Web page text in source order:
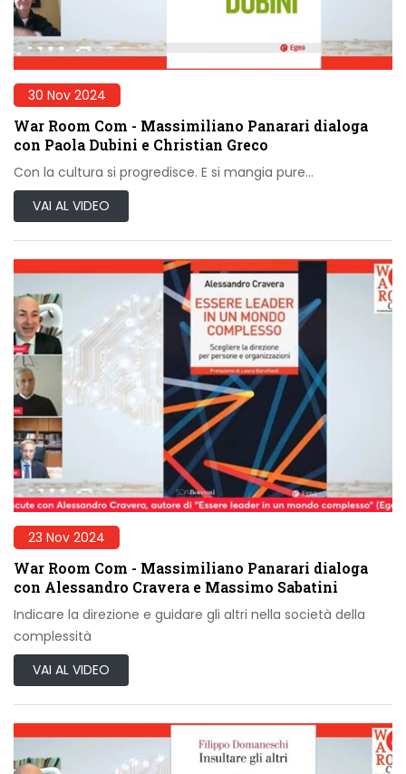
30 Nov 2024
War Room Com - Massimiliano Panarari dialoga
con Paola Dubini e Christian Greco
Con la cultura si progredisce. E si mangia pure…
VAI AL VIDEO
23 Nov 2024
War Room Com - Massimiliano Panarari dialoga
con Alessandro Cravera e Massimo Sabatini
Indicare la direzione e guidare gli altri nella società della
complessità
VAI AL VIDEO